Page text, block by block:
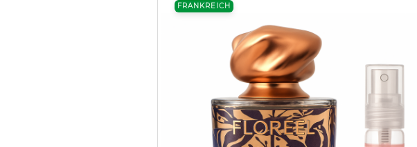
FRANKREICH